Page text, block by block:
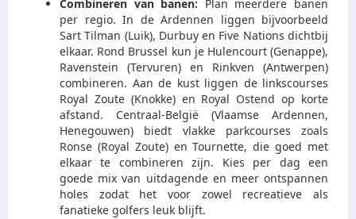
Combineren van banen: Plan meerdere banen
per regio. In de Ardennen liggen bijvoorbeeld
Sart Tilman (Luik), Durbuy en Five Nations dichtbij
elkaar. Rond Brussel kun je Hulencourt (Genappe),
Ravenstein (Tervuren) en Rinkven (Antwerpen)
combineren. Aan de kust liggen de linkscourses
Royal Zoute (Knokke) en Royal Ostend op korte
afstand. Centraal-België (Vlaamse Ardennen,
Henegouwen) biedt vlakke parkcourses zoals
Ronse (Royal Zoute) en Tournette, die goed met
elkaar te combineren zijn. Kies per dag een
goede mix van uitdagende en meer ontspannen
holes zodat het voor zowel recreatieve als
fanatieke golfers leuk blijft.